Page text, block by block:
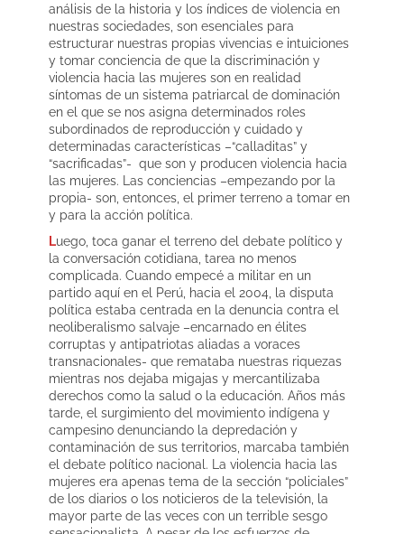
análisis de la historia y los índices de violencia en
nuestras sociedades, son esenciales para
estructurar nuestras propias vivencias e intuiciones
y tomar conciencia de que la discriminación y
violencia hacia las mujeres son en realidad
síntomas de un sistema patriarcal de dominación
en el que se nos asigna determinados roles
subordinados de reproducción y cuidado y
determinadas características –“calladitas” y
“sacrificadas”- que son y producen violencia hacia
las mujeres. Las conciencias –empezando por la
propia- son, entonces, el primer terreno a tomar en
y para la acción política.
Luego, toca ganar el terreno del debate político y
la conversación cotidiana, tarea no menos
complicada. Cuando empecé a militar en un
partido aquí en el Perú, hacia el 2004, la disputa
política estaba centrada en la denuncia contra el
neoliberalismo salvaje –encarnado en élites
corruptas y antipatriotas aliadas a voraces
transnacionales- que remataba nuestras riquezas
mientras nos dejaba migajas y mercantilizaba
derechos como la salud o la educación. Años más
tarde, el surgimiento del movimiento indígena y
campesino denunciando la depredación y
contaminación de sus territorios, marcaba también
el debate político nacional. La violencia hacia las
mujeres era apenas tema de la sección “policiales”
de los diarios o los noticieros de la televisión, la
mayor parte de las veces con un terrible sesgo